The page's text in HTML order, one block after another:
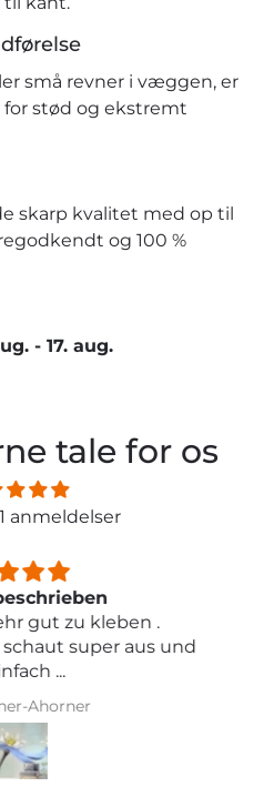
små revner i væggen, er
stød og ekstremt
skarp kvalitet med op til
og 100 %
- 17. aug.
tale for os
anmeldelser
von toller Qualität
Griese